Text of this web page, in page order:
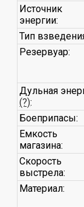
Источник
энергии:
Тип
Резервуар:
Дульная
(?):
Боеприпасы:
Емкость
магазина:
Скорость
выстрела:
Материал: